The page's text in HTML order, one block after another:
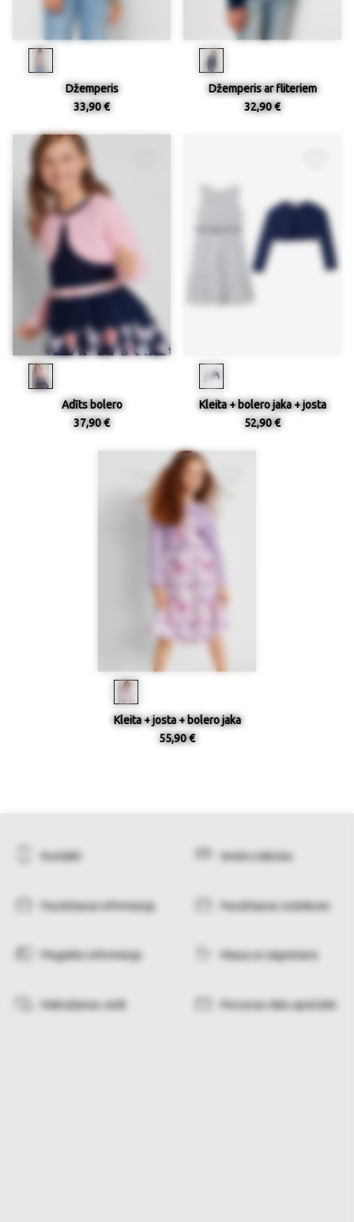
Džemperis
33,90 €
Džemperis ar fliteriem
32,90 €
Adīts bolero
37,90 €
Kleita + bolero jaka + josta
52,90 €
Kleita + josta + bolero jaka
55,90 €
Kontakti Izmēru tabulas
Pasūtīšanas informācija Pasūtīšanas noteikumi
Piegādes informācija Maiņa un atgriešana
Maksāšanas veidi Personas datu apstrāde